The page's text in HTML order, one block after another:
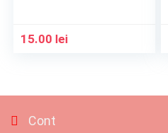
15.00 lei
Cont